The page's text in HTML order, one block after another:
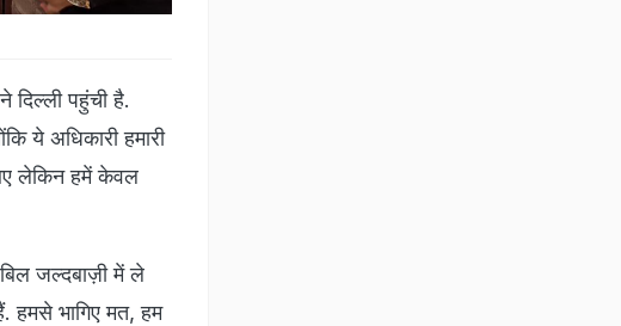
दिल्ली पहुंची है.
ये अधिकारी हमारी
लेकिन हमें केवल
जल्दबाज़ी में ले
हमसे भागिए मत, हम